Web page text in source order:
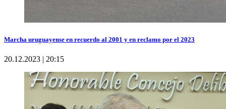
Marcha uruguayense en recuerdo al 2001 y en reclamo por el 2023
20.12.2023 | 20:15